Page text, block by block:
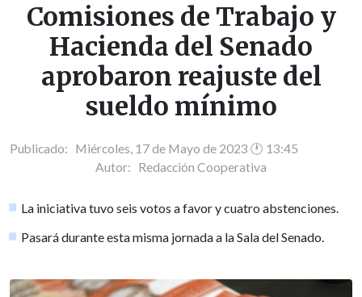
Comisiones de Trabajo y
Hacienda del Senado
aprobaron reajuste del
sueldo mínimo
Publicado: Miércoles, 17 de Mayo de 2023 🕐 13:45
Autor: Redacción Cooperativa
La iniciativa tuvo seis votos a favor y cuatro abstenciones.
Pasará durante esta misma jornada a la Sala del Senado.